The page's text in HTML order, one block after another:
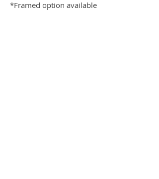
*Framed option available